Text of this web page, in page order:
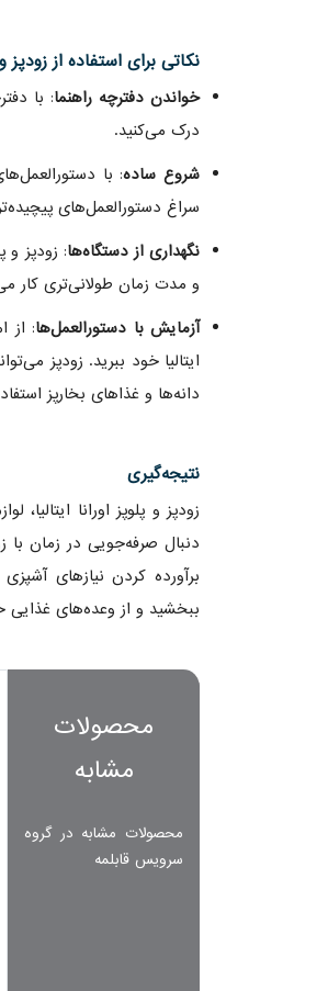
نکاتی برای استفاده از زودپز و
خواندن دفترچه راهنما: با
درک می‌کنید.
شروع ساده: با
سراغ دستورالعمل‌های
نگهداری از دستگاه‌ها: زودپز و
و مدت زمان طولانی‌تری کار
آزمایش با دستورالعمل‌ها: از
ایتالیا خود ببرید. زودپز
دانه‌ها و غذاهای بخارپز
نتیجه‌گیری
زودپز و پلوپز اورانا
دنبال صرفه‌جویی در زمان با
برآورده کردن نیازهای
ببخشید و از وعده‌های
محصولات
مشابه
محصولات مشابه در گروه
سرویس قابلمه